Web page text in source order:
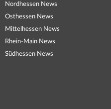
Nordhessen News
Osthessen News
Mittelhessen News
Rhein-Main News
Südhessen News